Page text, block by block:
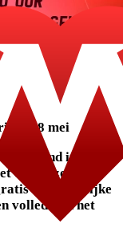
op vrijdag
8 mei
in het
een bijzonder
toegankelijke
volledig in het